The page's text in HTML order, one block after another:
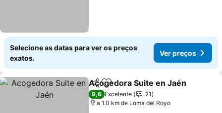
Selecione as datas para ver os preços
exatos.
Ver preços
PartilharAdicionar aos favoritos
Acogedora Suite en Jaén
9,6 Excelente
21
a 1.0 km de Loma del Royo